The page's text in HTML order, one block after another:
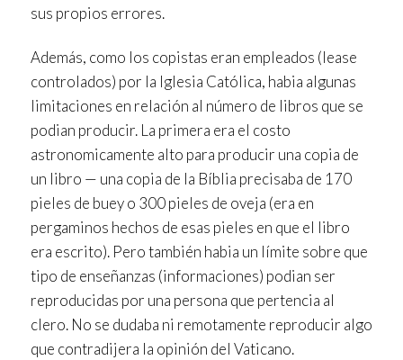
sus propios errores.
Además, como los copistas eran empleados (lease
controlados) por la Iglesia Católica, habia algunas
limitaciones en relación al número de libros que se
podian producir. La primera era el costo
astronomicamente alto para producir una copia de
un libro — una copia de la Bíblia precisaba de 170
pieles de buey o 300 pieles de oveja (era en
pergaminos hechos de esas pieles en que el libro
era escrito). Pero también habia un límite sobre que
tipo de enseñanzas (informaciones) podian ser
reproducidas por una persona que pertencia al
clero. No se dudaba ni remotamente reproducir algo
que contradijera la opinión del Vaticano.